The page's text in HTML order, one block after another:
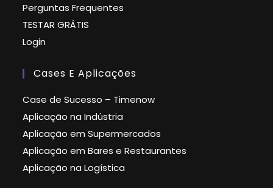
Perguntas Frequentes
TESTAR GRÁTIS
Login
Cases E Aplicações
Case de Sucesso – Timenow
Aplicação na Indústria
Aplicação em Supermercados
Aplicação em Bares e Restaurantes
Aplicação na Logística